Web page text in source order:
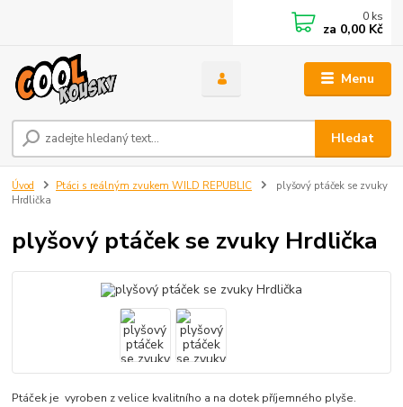
Menu
Hledat
0 ks
za 0,00 Kč
Úvod Ptáci s reálným zvukem WILD REPUBLIC
plyšový ptáček se zvuky
Hrdlička
plyšový ptáček se zvuky Hrdlička
Ptáček je vyroben z velice kvalitního a na dotek příjemného plyše.